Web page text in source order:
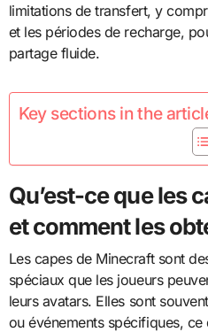
limitations de transfert, y
et les périodes de recharge,
partage fluide.
Key sections in the
Qu’est-ce que les
et comment les
Les capes de Minecraft sont
spéciaux que les joueurs
leurs avatars. Elles sont
ou événements spécifiques,